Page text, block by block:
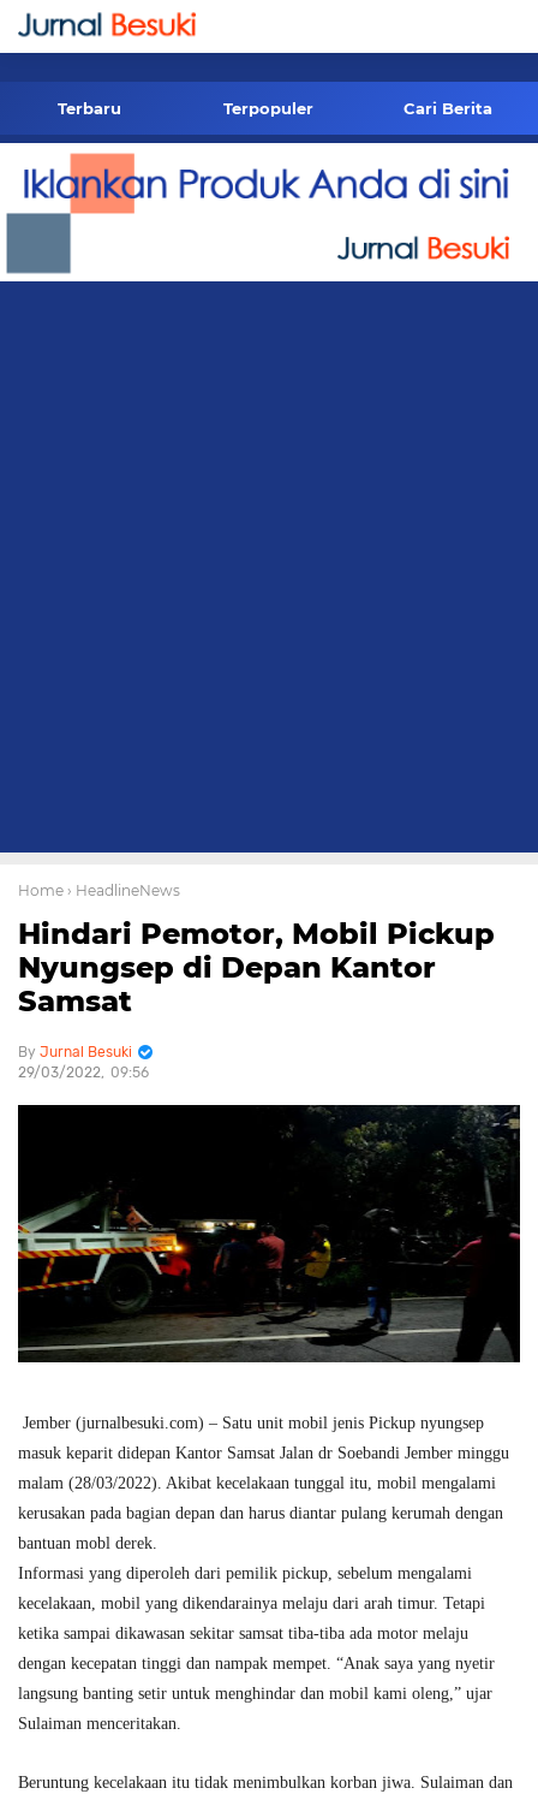
-->
Terbaru Terpopuler Cari Berita
Home › HeadlineNews
Hindari Pemotor, Mobil Pickup
Nyungsep di Depan Kantor
Samsat
Jurnal Besuki
29/03/2022 09:56
Jember (jurnalbesuki.com) – Satu unit mobil jenis Pickup nyungsep
masuk keparit didepan Kantor Samsat Jalan dr Soebandi Jember minggu
malam (28/03/2022). Akibat kecelakaan tunggal itu, mobil mengalami
kerusakan pada bagian depan dan harus diantar pulang kerumah dengan
bantuan mobl derek.
Informasi yang diperoleh dari pemilik pickup, sebelum mengalami
kecelakaan, mobil yang dikendarainya melaju dari arah timur. Tetapi
ketika sampai dikawasan sekitar samsat tiba-tiba ada motor melaju
dengan kecepatan tinggi dan nampak mempet. “Anak saya yang nyetir
langsung banting setir untuk menghindar dan mobil kami oleng,” ujar
Sulaiman menceritakan.
Beruntung kecelakaan itu tidak menimbulkan korban jiwa. Sulaiman dan